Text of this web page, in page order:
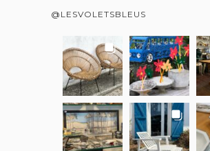
@LESVOLETSBLEUS